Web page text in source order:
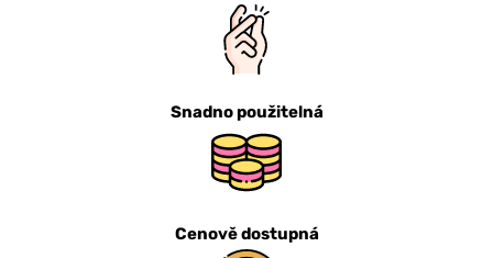
Snadno použitelná
Cenově dostupná